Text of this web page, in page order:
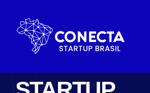
conteúdo